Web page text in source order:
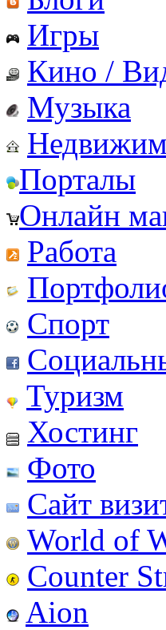
Игры
Кино /
Музыка
Порталы
Онлайн
Работа
Спорт
Туризм
Хостинг
Фото
Сайт
World of
Counter
Aion